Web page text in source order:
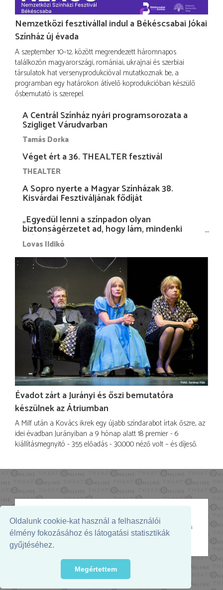
Oldalunk cookie-kat használ a felhasználói
élmény fokozásához és látogatási statisztikák
gyűjtéséhez.
Megértettem
Nemzetközi fesztivállal indul a Békéscsabai Jókai
Színház új évada
A szeptember 10–12. között megrendezett háromnapos
találkozón magyarországi, romániai, ukrajnai és szerbiai
társulatok hat versenyprodukcióval mutatkoznak be, a
programban egy határokon átívelő koprodukcióban készülő
ősbemutató is szerepel.
A Centrál Színház nyári programsorozata a
Szigliget Várudvarban
Tamás Dorka
Véget ért a 36. THEALTER fesztivál
THEALTER
A Sopro nyerte a Magyar Színházak 38.
Kisvárdai Fesztiváljának fődíját
„Egyedül lenni a színpadon olyan
biztonságérzetet ad, hogy lám, mindenki
más nélkül is megvagyok magammal…”
Lovas Ildikó
Évadot zárt a Jurányi és őszi bemutatóra
készülnek az Átriumban
A Milf után a Kovács ikrek egy újabb színdarabot írtak őszre, az
idei évadban Jurányiban a 9 hónap alatt 18 premier - 6
kiállításmegnyitó - 355 előadás - 30.000 néző volt – és díjeső.
Az oldal megjelenését támogatja:
© 2026. - THEATER Online -theater.hu